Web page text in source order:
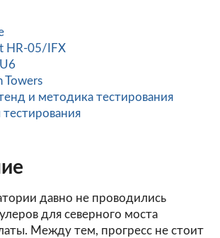
HR-05/IFX
Towers
и методика тестирования
тестирования
давно не проводились
для северного моста
Между тем, прогресс не стоит